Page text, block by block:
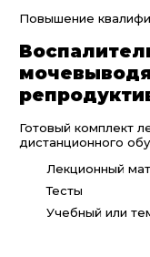
Повышение
Готовый комплект
дистанционного
Лекционный
Тесты
Учебный или